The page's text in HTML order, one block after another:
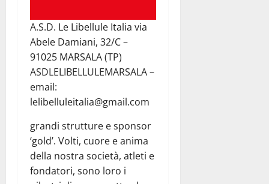
A.S.D. Le Libellule Italia via
Abele Damiani, 32/C –
91025 MARSALA (TP)
ASDLELIBELLULEMARSALA –
email:
lelibelluleitalia@gmail.com
grandi strutture e sponsor
‘gold’. Volti, cuore e anima
della nostra società, atleti e
fondatori, sono loro i